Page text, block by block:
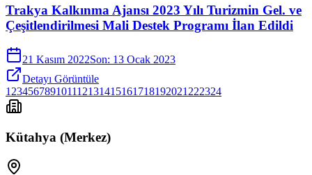
Trakya Kalkınma Ajansı 2023 Yılı Turizmin Gel. ve
Çeşitlendirilmesi Mali Destek Programı İlan Edildi
21 Kasım 2022Son: 13 Ocak 2023
Detayı Görüntüle
1 23456789101112131415161718192021 222324
Kütahya (Merkez)